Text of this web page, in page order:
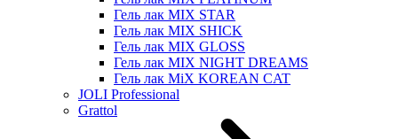
Гель лак MIX STAR
Гель лак MIX SHICK
Гель лак MIX GLOSS
Гель лак MIX NIGHT DREAMS
Гель лак MiX KOREAN CAT
JOLI Professional
Grattol